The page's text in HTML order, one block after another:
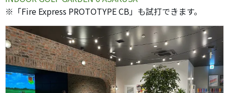
※「Fire Express PROTOTYPE CB」も試打できます。